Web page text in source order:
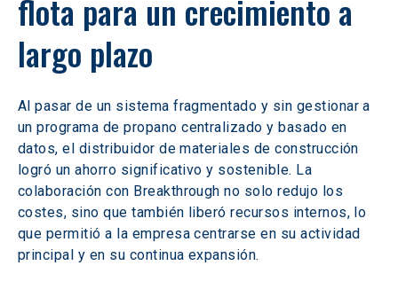
flota para un crecimiento a
largo plazo
Al pasar de un sistema fragmentado y sin gestionar a
un programa de propano centralizado y basado en
datos, el distribuidor de materiales de construcción
logró un ahorro significativo y sostenible. La
colaboración con Breakthrough no solo redujo los
costes, sino que también liberó recursos internos, lo
que permitió a la empresa centrarse en su actividad
principal y en su continua expansión.